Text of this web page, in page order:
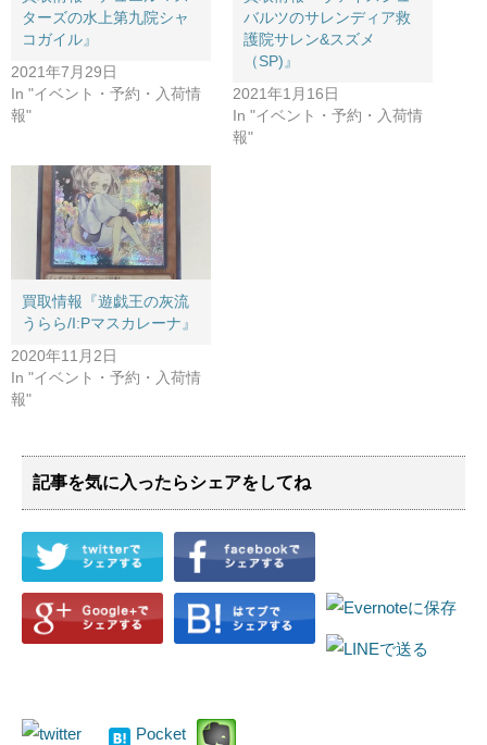
ターズの水上第九院シャ
コガイル』
2021年7月29日
In "イベント・予約・入荷情
報"
バルツのサレンディア救
護院サレン&スズメ
（SP)』
2021年1月16日
In "イベント・予約・入荷情
報"
買取情報『遊戯王の灰流
うらら/I:Pマスカレーナ』
2020年11月2日
In "イベント・予約・入荷情
報"
記事を気に入ったらシェアをしてね
Pocket